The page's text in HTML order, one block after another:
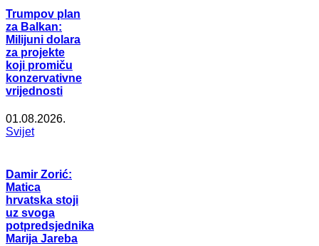
Trumpov plan
za Balkan:
Milijuni dolara
za projekte
koji promiču
konzervativne
vrijednosti
01.08.2026.
Svijet
Damir Zorić:
Matica
hrvatska stoji
uz svoga
potpredsjednika
Marija Jareba